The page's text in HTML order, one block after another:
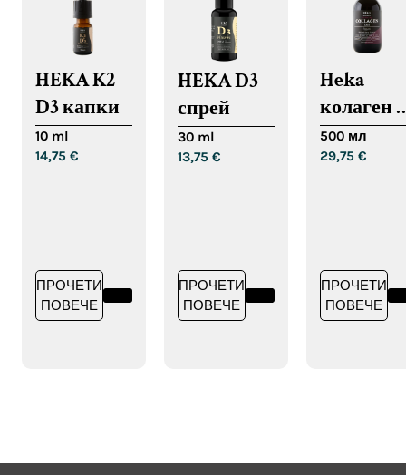
HEKA K2
D3 капки
10 ml
14,75 €
ПРОЧЕТИ
ПОВЕЧЕ
HEKA D3
спрей
30 ml
13,75 €
ПРОЧЕТИ
ПОВЕЧЕ
Heka
колаген
000
500 мл
29,75 €
ПРОЧЕТИ
ПОВЕЧЕ